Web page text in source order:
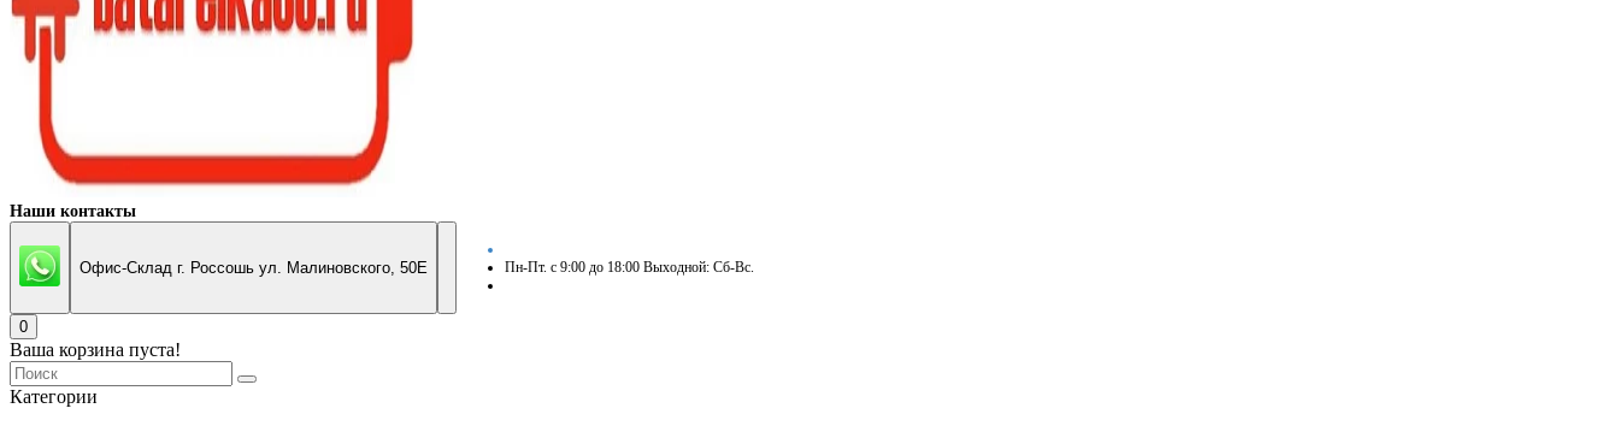
Наши контакты
Офис-Склад г. Россошь ул. Малиновского, 50Е Пн-Пт. с 9:00 до 18:00 Выходной: Сб-Вс.
0
Ваша корзина пуста!
Категории